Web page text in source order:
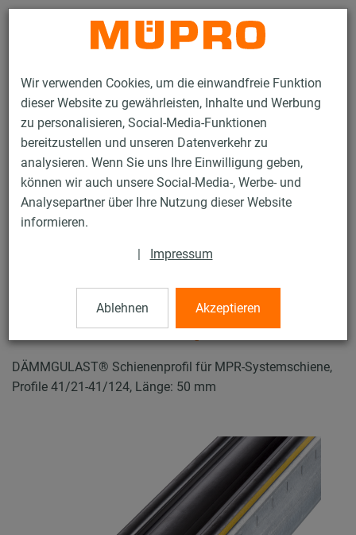
Wir verwenden Cookies, um die einwandfreie Funktion
dieser Website zu gewährleisten, Inhalte und Werbung
zu personalisieren, Social-Media-Funktionen
bereitzustellen und unseren Datenverkehr zu
analysieren. Wenn Sie uns Ihre Einwilligung geben,
können wir auch unsere Social-Media-, Werbe- und
Analysepartner über Ihre Nutzung dieser Website
informieren.
| Impressum
Ablehnen Akzeptieren
Kontakt
Produkte Befestigungstechnik
Lüftungsbefestigung
Edelstahlprodukte für die Lüftungsbefestigung
DÄMMGULAST® Schienenprofile
DÄMMGULAST®
Schienenprofile
DÄMMGULAST® Schienenprofil für MPR-Systemschiene,
Profile 41/21-41/124, Länge: 50 mm